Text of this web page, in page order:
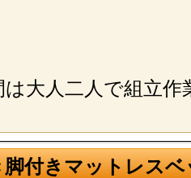
大人二人で組立作
付きマットレスベ